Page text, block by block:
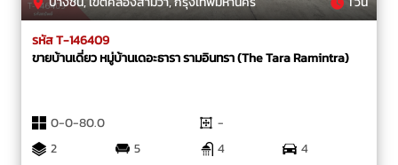
รหัส T-146409
ขายบ้านเดี่ยว หมู่บ้านเดอะธารา รามอินทรา (The Tara Ramintra)
0-0-80.0
-
2
5 4
4